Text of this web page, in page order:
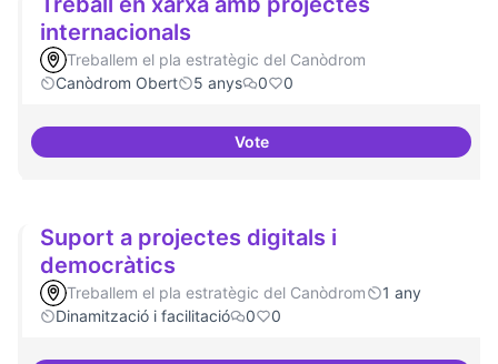
internacionals
Treballem el pla estratègic del Canòdrom
Canòdrom Obert
5 anys 0 0
VoteTreball en xarxa amb projectes
Suport a projectes digitals i
democràtics
Treballem el pla estratègic del Canòdrom
1 any
Dinamització i facilitació
0 0